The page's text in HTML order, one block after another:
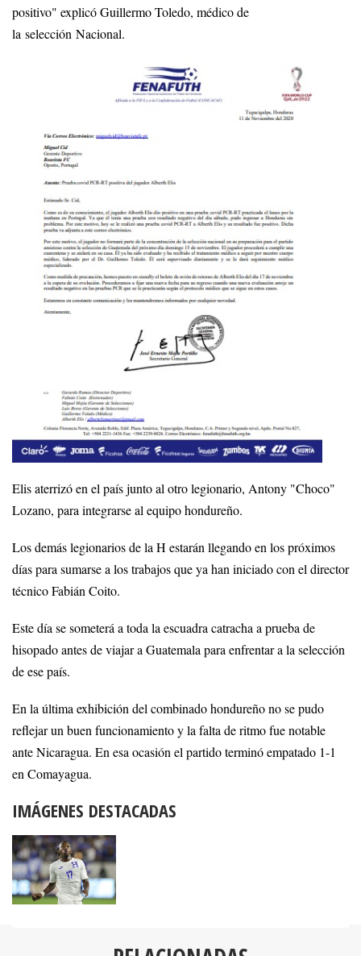
positivo" explicó Guillermo Toledo, médico de
la selección Nacional.
Elis aterrizó en el país junto al otro legionario, Antony "Choco"
Lozano, para integrarse al equipo hondureño.
Los demás legionarios de la H estarán llegando en los próximos
días para sumarse a los trabajos que ya han iniciado con el director
técnico Fabián Coito.
Este día se someterá a toda la escuadra catracha a prueba de
hisopado antes de viajar a Guatemala para enfrentar a la selección
de ese país.
En la última exhibición del combinado hondureño no se pudo
reflejar un buen funcionamiento y la falta de ritmo fue notable
ante Nicaragua. En esa ocasión el partido terminó empatado 1-1
en Comayagua.
IMÁGENES DESTACADAS